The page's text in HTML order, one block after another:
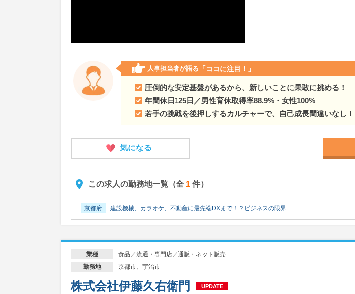
人事担当者が語る 「ココに注目！」
圧倒的な安定基盤があるから、新しいことに果敢に挑める！
年間休日125日／男性育休取得率88.9%・女性100%
若手の挑戦を後押しするカルチャーで、自己成長間違いなし！
気になる
この求人の勤務地一覧（全 1 件）
京都府 建設機械、カラオケ、不動産に最先端DXまで！？ビジネスの限界…
業種 食品／流通・専門店／通販・ネット販売
勤務地 京都市、宇治市
株式会社伊藤久右衛門 UPDATE